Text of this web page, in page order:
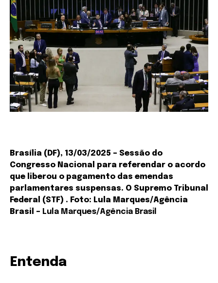
Brasília (DF), 13/03/2025 – Sessão do
Congresso Nacional para referendar o acordo
que liberou o pagamento das emendas
parlamentares suspensas. O Supremo Tribunal
Federal (STF) . Foto: Lula Marques/Agência
Brasil – Lula Marques/Agência Brasil
Entenda